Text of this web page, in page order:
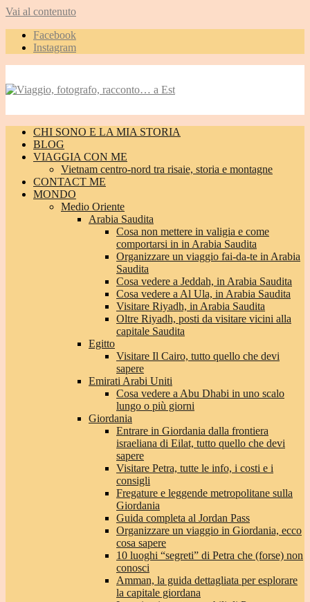
Vai al contenuto
Facebook
Instagram
CHI SONO E LA MIA STORIA
BLOG
VIAGGIA CON ME
Vietnam centro-nord tra risaie, storia e montagne
CONTACT ME
MONDO
Medio Oriente
Arabia Saudita
Cosa non mettere in valigia e come
comportarsi in in Arabia Saudita
Organizzare un viaggio fai-da-te in Arabia
Saudita
Cosa vedere a Jeddah, in Arabia Saudita
Cosa vedere a Al Ula, in Arabia Saudita
Visitare Riyadh, in Arabia Saudita
Oltre Riyadh, posti da visitare vicini alla
capitale Saudita
Egitto
Visitare Il Cairo, tutto quello che devi
sapere
Emirati Arabi Uniti
Cosa vedere a Abu Dhabi in uno scalo
lungo o più giorni
Giordania
Entrare in Giordania dalla frontiera
israeliana di Eilat, tutto quello che devi
sapere
Visitare Petra, tutte le info, i costi e i
consigli
Fregature e leggende metropolitane sulla
Giordania
Guida completa al Jordan Pass
Organizzare un viaggio in Giordania, ecco
cosa sapere
10 luoghi “segreti” di Petra che (forse) non
conosci
Amman, la guida dettagliata per esplorare
la capitale giordana